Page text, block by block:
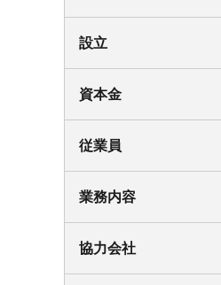
設立
資本金
従業員
業務内容
協力会社